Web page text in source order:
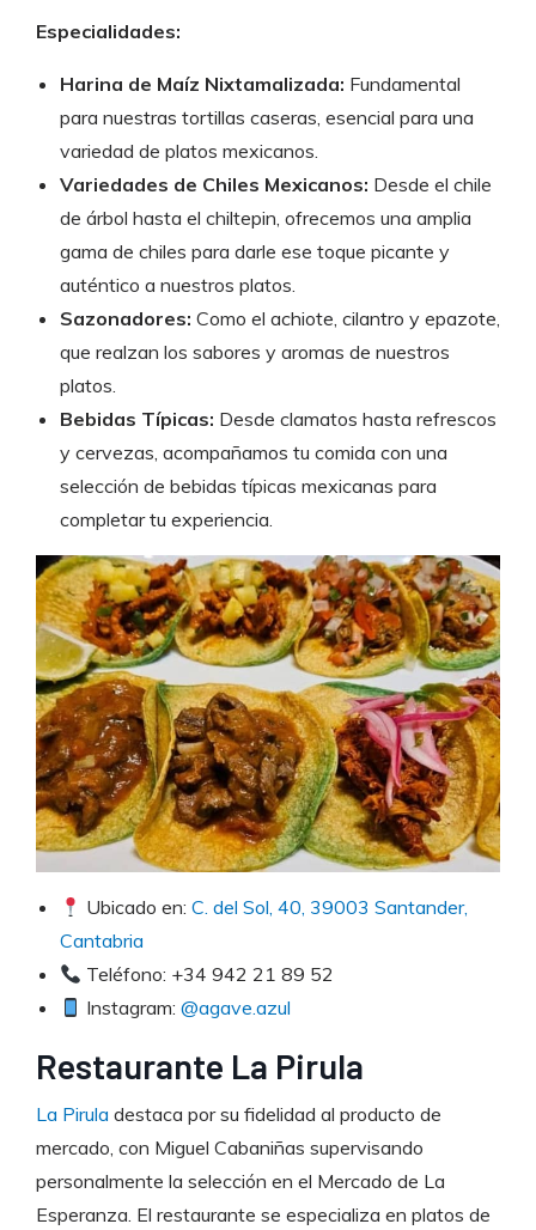
Especialidades:
Harina de Maíz Nixtamalizada: Fundamental
para nuestras tortillas caseras, esencial para una
variedad de platos mexicanos.
Variedades de Chiles Mexicanos: Desde el chile
de árbol hasta el chiltepin, ofrecemos una amplia
gama de chiles para darle ese toque picante y
auténtico a nuestros platos.
Sazonadores: Como el achiote, cilantro y epazote,
que realzan los sabores y aromas de nuestros
platos.
Bebidas Típicas: Desde clamatos hasta refrescos
y cervezas, acompañamos tu comida con una
selección de bebidas típicas mexicanas para
completar tu experiencia.
Ubicado en:C. del Sol, 40, 39003 Santander,
Cantabria
Teléfono: +34 942 21 89 52
Instagram:@agave.azul
Restaurante La Pirula
La Pirula destaca por su fidelidad al producto de
mercado, con Miguel Cabaniñas supervisando
personalmente la selección en el Mercado de La
Esperanza. El restaurante se especializa en platos de